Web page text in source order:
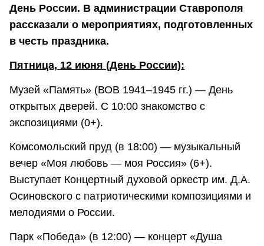
День России. В администрации Ставрополя
рассказали о мероприятиях, подготовленных
в честь праздника.
Пятница, 12 июня (День России):
Музей «Память» (ВОВ 1941–1945 гг.) — День
открытых дверей. С 10:00 знакомство с
экспозициями (0+).
Комсомольский пруд (в 18:00) — музыкальный
вечер «Моя любовь — моя Россия» (6+).
Выступает Концертный духовой оркестр им. Д.А.
Осиновского с патриотическими композициями и
мелодиями о России.
Парк «Победа» (в 12:00) — концерт «Душа